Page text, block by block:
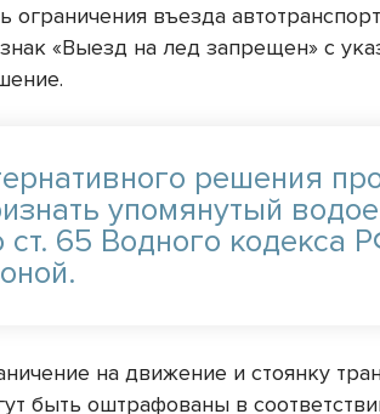
ограничения въезда
«Выезд на лед запрещен» с
решения
упомянутый
ст. 65 Водного кодекса
на движение и стоянку
быть оштрафованы в